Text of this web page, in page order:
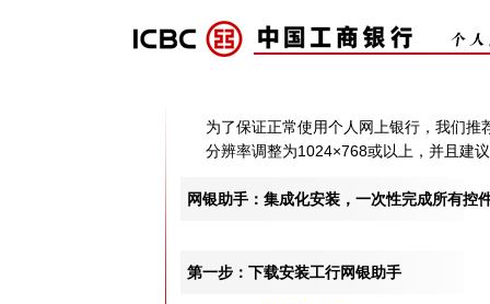
为了保证正常使用个人网上银行，我们
分辨率调整为1024×768或以上，并且建
网银助手：集成化安装，一次性完成所有控
第一步：下载安装工行网银助手